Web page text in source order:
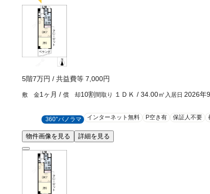
5階7万円 / 共益費等 7,000円
敷 金1ヶ月 / 償 却10割 間取り １ＤＫ / 34.00㎡ 入居日 2026年
360°パノラマ インターネット無料 P空き有 保証人不要
物件画像を見る 詳細を見る